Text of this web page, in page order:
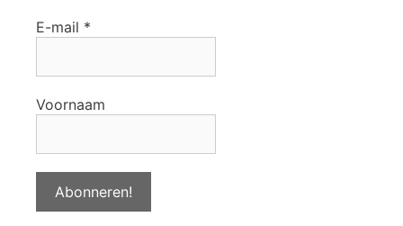
E-mail *
Voornaam